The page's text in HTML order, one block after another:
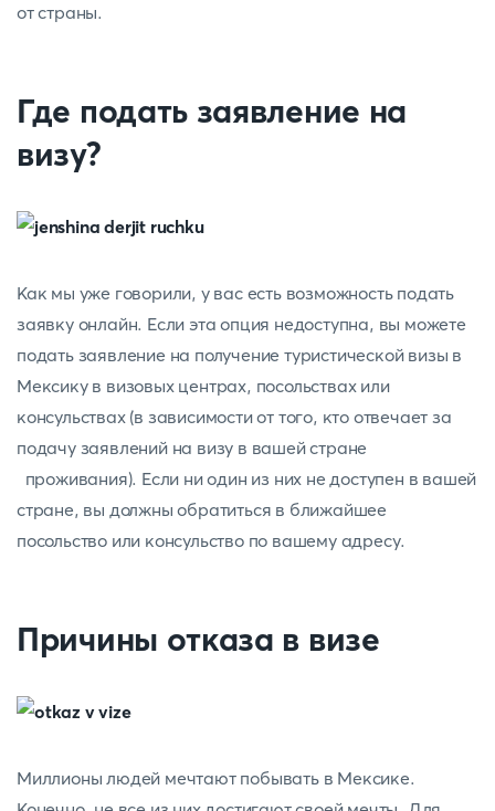
от страны.
Где подать заявление на
визу?
Как мы уже говорили, у вас есть возможность подать
заявку онлайн. Если эта опция недоступна, вы можете
подать заявление на получение туристической визы в
Мексику в визовых центрах, посольствах или
консульствах (в зависимости от того, кто отвечает за
подачу заявлений на визу в вашей стране
проживания). Если ни один из них не доступен в вашей
стране, вы должны обратиться в ближайшее
посольство или консульство по вашему адресу.
Причины отказа в визе
Миллионы людей мечтают побывать в Мексике.